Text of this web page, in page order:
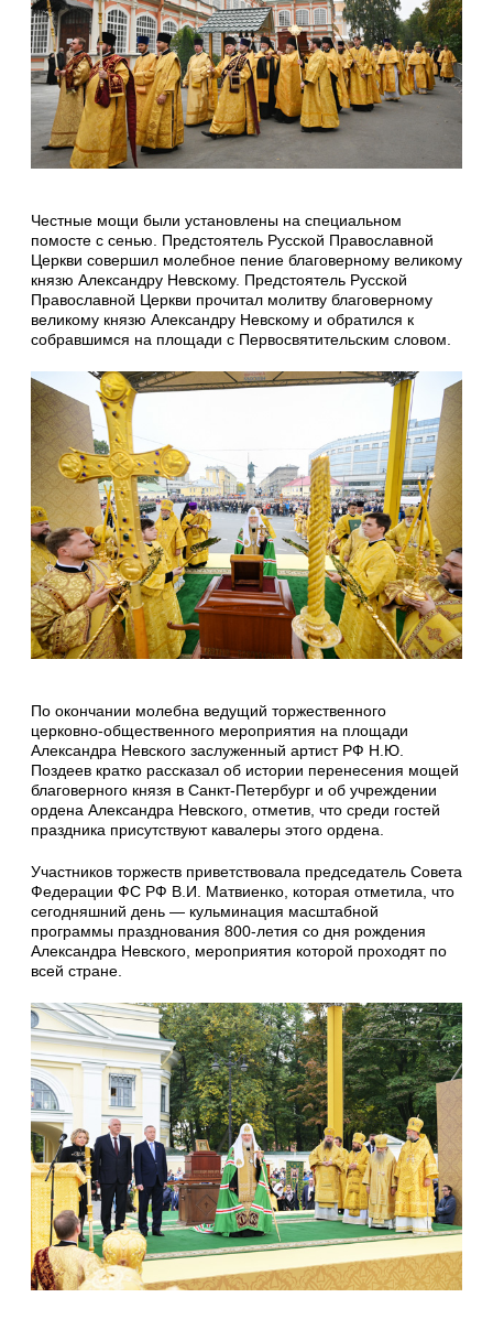
Честные мощи были установлены на специальном
помосте с сенью. Предстоятель Русской Православной
Церкви совершил молебное пение благоверному великому
князю Александру Невскому. Предстоятель Русской
Православной Церкви прочитал молитву благоверному
великому князю Александру Невскому и обратился к
собравшимся на площади с Первосвятительским словом.
По окончании молебна ведущий торжественного
церковно-общественного мероприятия на площади
Александра Невского заслуженный артист РФ Н.Ю.
Поздеев кратко рассказал об истории перенесения мощей
благоверного князя в Санкт-Петербург и об учреждении
ордена Александра Невского, отметив, что среди гостей
праздника присутствуют кавалеры этого ордена.
Участников торжеств приветствовала председатель Совета
Федерации ФС РФ В.И. Матвиенко, которая отметила, что
сегодняшний день — кульминация масштабной
программы празднования 800-летия со дня рождения
Александра Невского, мероприятия которой проходят по
всей стране.